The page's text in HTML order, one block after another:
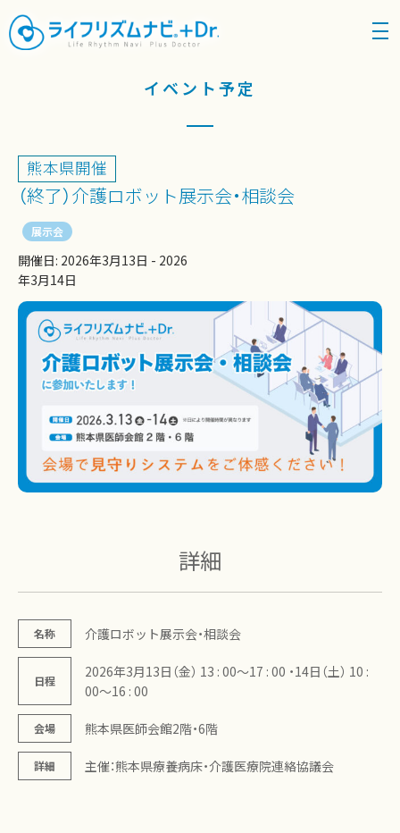
density_medium
イベント予定
熊本県開催
（終了）介護ロボット展示会・相談会
展示会
開催日: 2026年3月13日 - 2026
年3月14日
詳細
名称 介護ロボット展示会・相談会
日程
2026年3月13日（金） 13 : 00〜17 : 00 ・14日（土） 10 :
00〜16 : 00
会場 熊本県医師会館2階・6階
詳細 主催：熊本県療養病床・介護医療院連絡協議会